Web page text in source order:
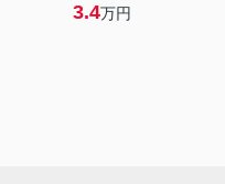
3.4万円